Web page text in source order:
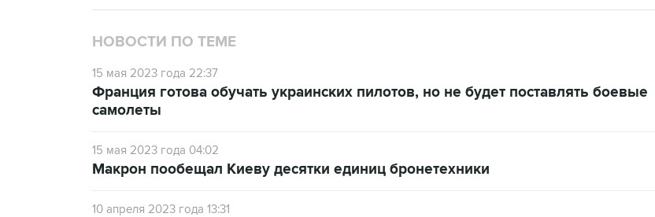
НОВОСТИ ПО ТЕМЕ
15 мая 2023 года 22:37
Франция готова обучать украинских пилотов, но не будет поставлять боевые
самолеты
15 мая 2023 года 04:02
Макрон пообещал Киеву десятки единиц бронетехники
10 апреля 2023 года 13:31